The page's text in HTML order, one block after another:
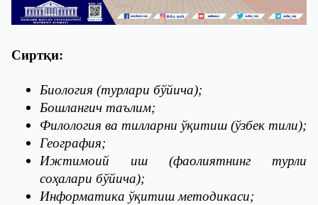
Сиртқи:
Биология (турлари бўйича);
Бошланғич таълим;
Филология ва тилларни ўқитиш (ўзбек тили);
География;
Ижтимоий иш (фаолиятнинг турли
соҳалари бўйича);
Информатика ўқитиш методикаси;